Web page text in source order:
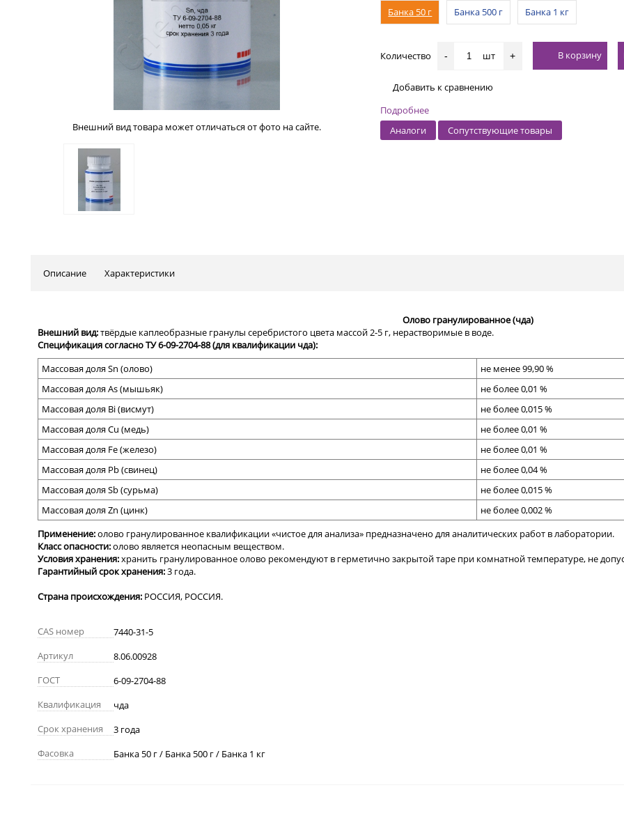
Внешний вид товара может отличаться от фото на сайте.
Банка 50 г
Банка 500 г Банка 1 кг
Количество - шт + В корзину
Добавить к сравнению
Подробнее
Аналоги
Сопутствующие товары
Описание Характеристики
Олово гранулированное (чда)
Внешний вид:твёрдые каплеобразные гранулы серебристого цвета массой 2-5 г, нерастворимые в воде.
Спецификация согласно ТУ 6-09-2704-88 (для квалификации чда):
Массовая доляSn (олово)
не менее 99,90 %
Массовая доля As (мышьяк)
не более 0,01 %
Массовая доля Bi (висмут)
не более 0,015 %
Массовая доля Cu (медь)
не более 0,01 %
Массовая доля Fe (железо)
не более 0,01 %
Массовая доля Pb (свинец)
не более 0,04 %
Массовая доля Sb (сурьма)
не более 0,015 %
Массовая доля Zn (цинк)
не более 0,002 %
Применение:олово гранулированное квалификации «чистое для анализа» предназначено для аналитических работ в лаборатории.
Класс опасности:олово является неопасным веществом.
Условия хранения:хранить гранулированное олово рекомендуют в герметично закрытой таре при комнатной температуре, не
Гарантийный срок хранения:3 года.
Страна происхождения: РОССИЯ, РОССИЯ.
CAS номер
7440-31-5
Артикул
8.06.00928
ГОСТ
6-09-2704-88
Квалификация
чда
Срок хранения
3 года
Фасовка
Банка 50 г / Банка 500 г / Банка 1 кг